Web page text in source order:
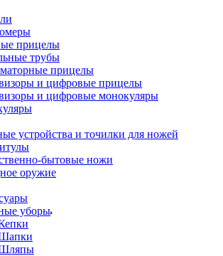
прицелы
трубы
прицелы
и цифровые прицелы
и цифровые монокуляры
устройства и точилки для ножей
бытовые ножи
оружие
уборы